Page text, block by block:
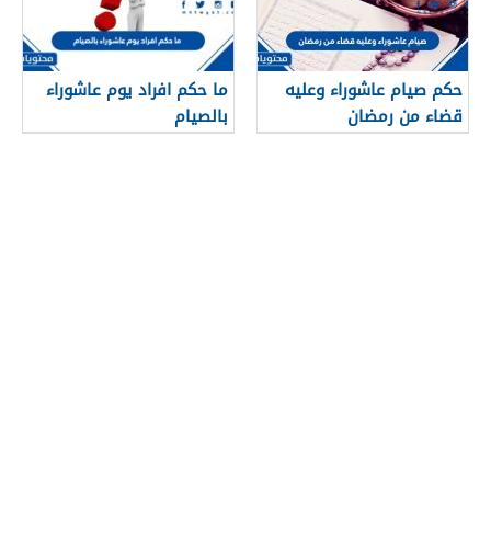
حكم صيام عاشوراء وعليه
قضاء من رمضان
ما حكم افراد يوم عاشوراء
بالصيام